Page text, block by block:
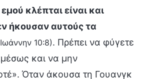
κλέπται είναι και
ήκουσαν αυτούς τα
10:8). Πρέπει να φύγετε
και να μην
Όταν άκουσα τη Γουανγκ